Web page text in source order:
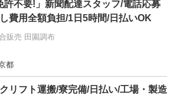
許不要!」新聞配達スタッフ/電話応募
費用全額負担/1日5時間/日払いOK
販売 田園調布
都
リフト運搬/寮完備/日払い/工場・製造